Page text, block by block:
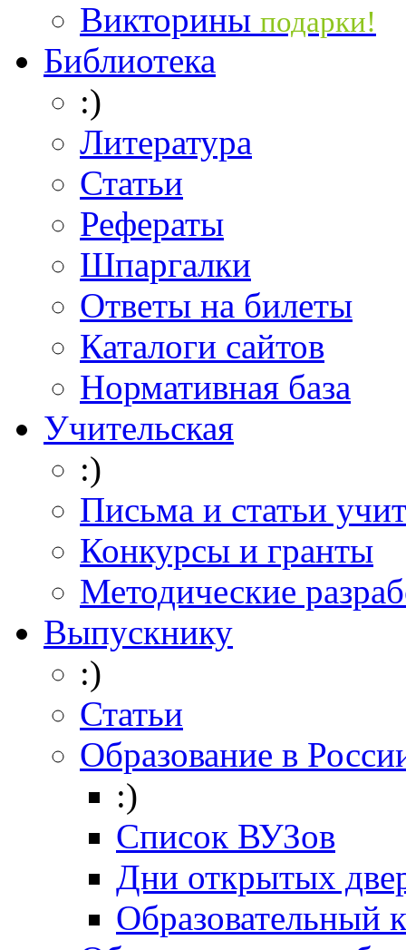
Викторины подарки!
Библиотека
:)
Литература
Статьи
Рефераты
Шпаргалки
Ответы на билеты
Каталоги сайтов
Нормативная база
Учительская
:)
Письма и статьи
Конкурсы и гранты
Методические
Выпускнику
:)
Статьи
Образование в
:)
Список ВУЗов
Дни открытых
Образовательный